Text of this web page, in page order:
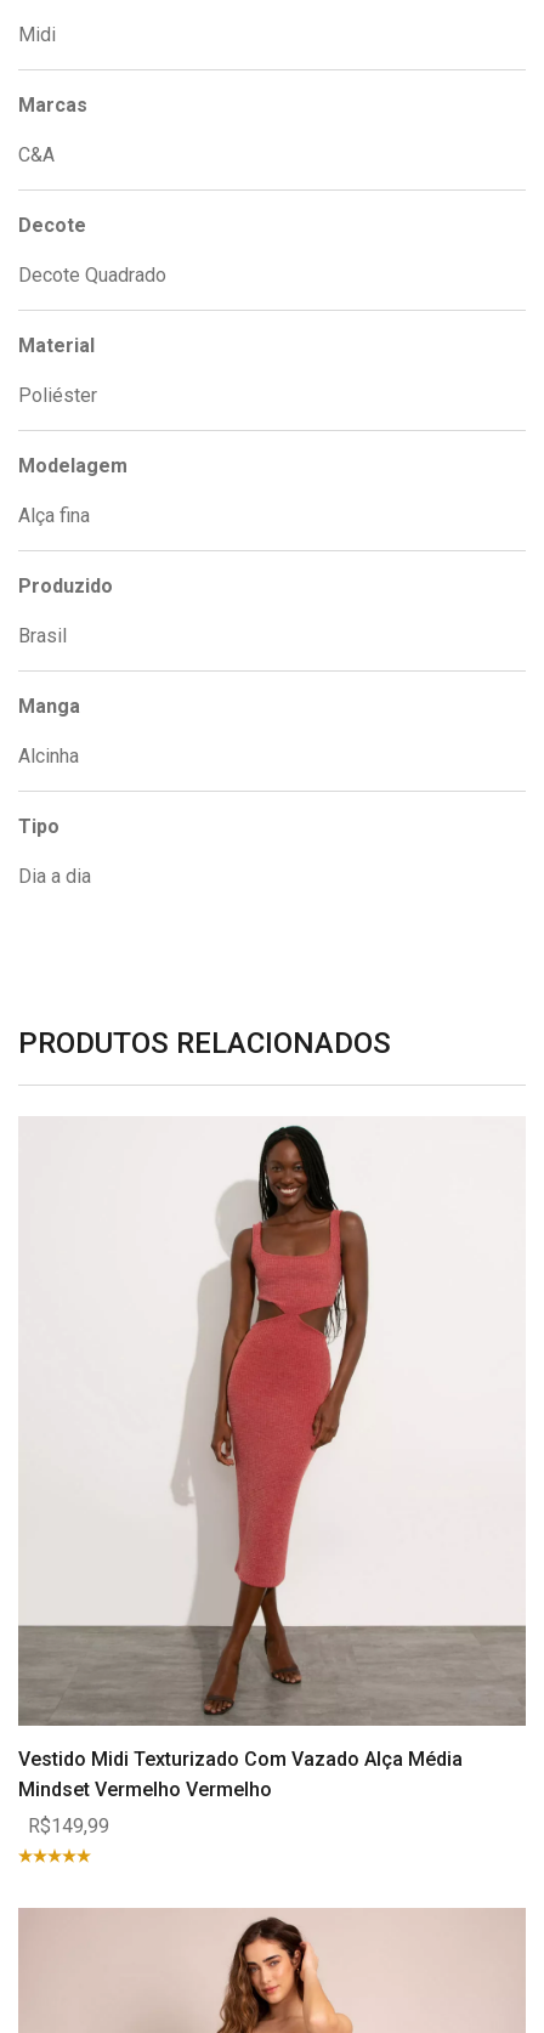
Midi
Marcas
C&A
Decote
Decote Quadrado
Material
Poliéster
Modelagem
Alça fina
Produzido
Brasil
Manga
Alcinha
Tipo
Dia a dia
PRODUTOS RELACIONADOS
Vestido Midi Texturizado Com Vazado Alça Média
Mindset Vermelho Vermelho
R$149,99